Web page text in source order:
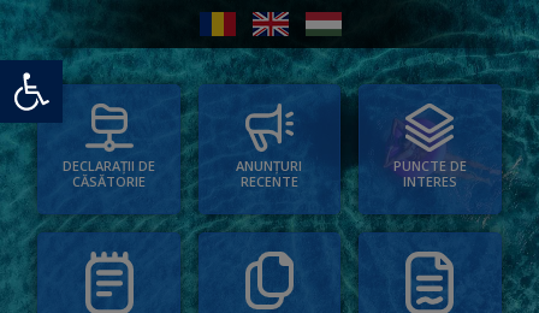
Deschide bara de unelte
DECLARAȚII DE
CĂSĂTORIE
ANUNȚURI
RECENTE
PUNCTE DE
INTERES